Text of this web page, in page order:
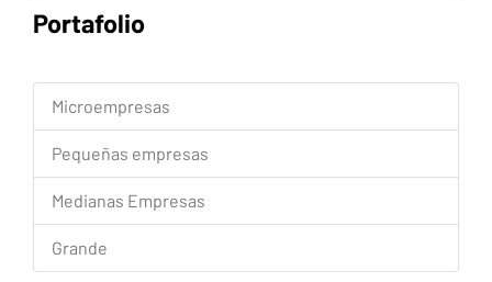
Portafolio
Microempresas
Pequeñas empresas
Medianas Empresas
Grande